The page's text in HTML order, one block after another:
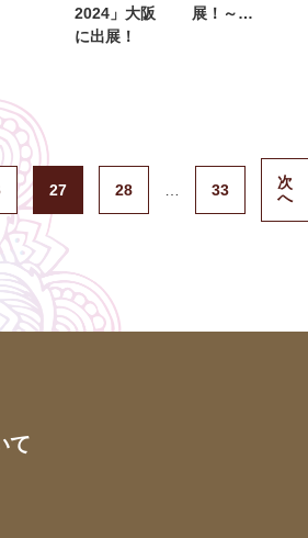
2024」大阪
に出展！
展！～…
27 28 33
次
へ
て